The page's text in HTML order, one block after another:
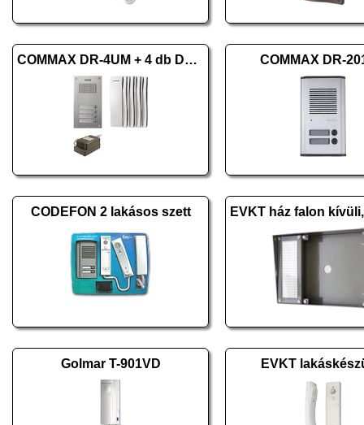
COMMAX DR-4UM + 4 db DP-SS + RF-1A COMMAX DR-
CODEFON 2 lakásos szett
Golmar T-901VD EVKT